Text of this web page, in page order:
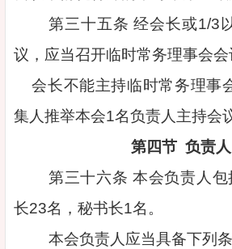
第三十五条 经会长或1/3
议，应当召开临时常务理事会会
会长不能主持临时常务理事
集人推举本会1名负责人主持会
第四节 负责人
第三十六条 本会负责人
长23名，秘书长1名。
本会负责人应当具备下列条